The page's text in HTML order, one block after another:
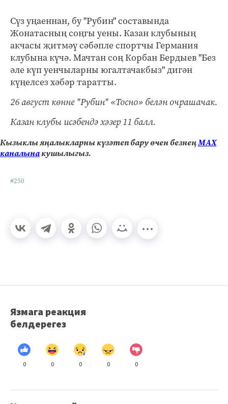
Сүз уңаеннан, бу "Рубин" составында
Жонатасның соңгы уены. Казан клубының
акчасы җитмәү сәбәпле спортчы Германия
клубына күчә. Мачтан соң Корбан Бердыев "Без
әле күп уенчыларны югалтачакбыз" дигән
күңелсез хәбәр таратты.
26 август көнне "Рубин" «Тосно» белән очрашачак.
Казан клубы исәбендә хәзер 11 балл.
Кызыклы яңалыкларны күзәтеп бару өчен безнеңМАХ
каналынакушылыгыз.
#250
Язмага реакция
белдерегез
0 0 0 0 0